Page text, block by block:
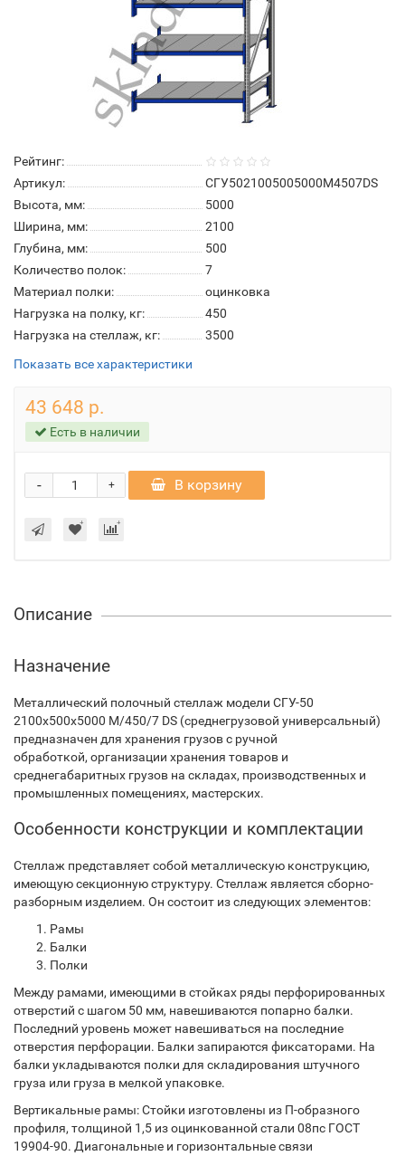
Рейтинг:
Артикул:
СГУ5021005005000М4507DS
Высота, мм:
5000
Ширина, мм:
2100
Глубина, мм:
500
Количество полок:
7
Материал полки:
оцинковка
Нагрузка на полку, кг:
450
Нагрузка на стеллаж, кг:
3500
Показать все характеристики
43 648 р.
Есть в наличии
+
- В корзину
Описание
Назначение
Металлический полочный стеллаж модели СГУ-50
2100х500х5000 М/450/7 DS (среднегрузовой универсальный)
предназначен для хранения грузов с ручной
обработкой, организации хранения товаров и
среднегабаритных грузов на складах, производственных и
промышленных помещениях, мастерских.
Особенности конструкции и комплектации
Стеллаж представляет собой металлическую конструкцию,
имеющую секционную структуру. Стеллаж является сборно-
разборным изделием. Он состоит из следующих элементов:
Рамы
Балки
Полки
Между рамами, имеющими в стойках ряды перфорированных
отверстий с шагом 50 мм, навешиваются попарно балки.
Последний уровень может навешиваться на последние
отверстия перфорации. Балки запираются фиксаторами. На
балки укладываются полки для складирования штучного
груза или груза в мелкой упаковке.
Вертикальные рамы: Стойки изготовлены из П-образного
профиля, толщиной 1,5 из оцинкованной стали 08пс ГОСТ
19904-90. Диагональные и горизонтальные связи